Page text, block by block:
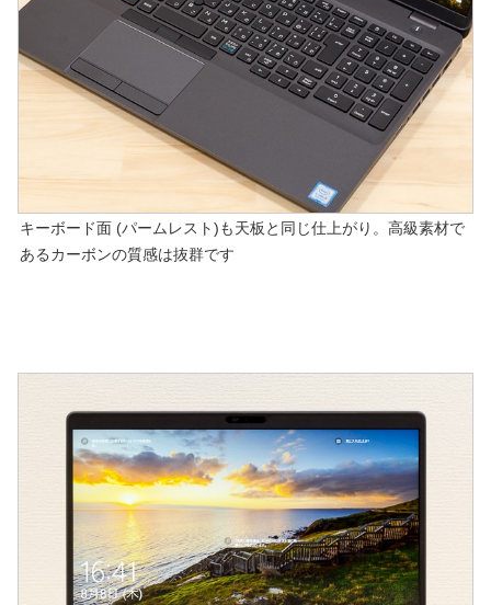
キーボード面 (パームレスト)も天板と同じ仕上がり。高級素材で
あるカーボンの質感は抜群です